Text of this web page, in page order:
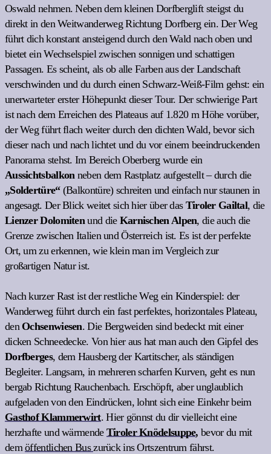
Oswald nehmen. Neben dem kleinen Dorfberglift steigst du
direkt in den Weitwanderweg Richtung Dorfberg ein. Der Weg
führt dich konstant ansteigend durch den Wald nach oben und
bietet ein Wechselspiel zwischen sonnigen und schattigen
Passagen. Es scheint, als ob alle Farben aus der Landschaft
verschwinden und du durch einen Schwarz-Weiß-Film gehst: ein
unerwarteter erster Höhepunkt dieser Tour. Der schwierige Part
ist nach dem Erreichen des Plateaus auf 1.820 m Höhe vorüber,
der Weg führt flach weiter durch den dichten Wald, bevor sich
dieser nach und nach lichtet und du vor einem beeindruckenden
Panorama stehst. Im Bereich Oberberg wurde ein
Aussichtsbalkon neben dem Rastplatz aufgestellt – durch die
„Soldertüre“(Balkontüre) schreiten und einfach nur staunen in
angesagt. Der Blick weitet sich hier über das Tiroler Gailtal, die
Lienzer Dolomitenund die Karnischen Alpen, die auch die
Grenze zwischen Italien und Österreich ist. Es ist der perfekte
Ort, um zu erkennen, wie klein man im Vergleich zur
großartigen Natur ist.
Nach kurzer Rast ist der restliche Weg ein Kinderspiel: der
Wanderweg führt durch ein fast perfektes, horizontales Plateau,
den Ochsenwiesen. Die Bergweiden sind bedeckt mit einer
dicken Schneedecke. Von hier aus hat man auch den Gipfel des
Dorfberges, dem Hausberg der Kartitscher, als ständigen
Begleiter. Langsam, in mehreren scharfen Kurven, geht es nun
bergab Richtung Rauchenbach. Erschöpft, aber unglaublich
aufgeladen von den Eindrücken, lohnt sich eine Einkehr beim
Gasthof Klammerwirt. Hier gönnst du dir vielleicht eine
herzhafte und wärmende Tiroler Knödelsuppe, bevor du mit
demöffentlichen Buszurück ins Ortszentrum fährst.